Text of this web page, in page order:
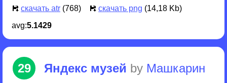
avg:5.2857
26
Платформа: